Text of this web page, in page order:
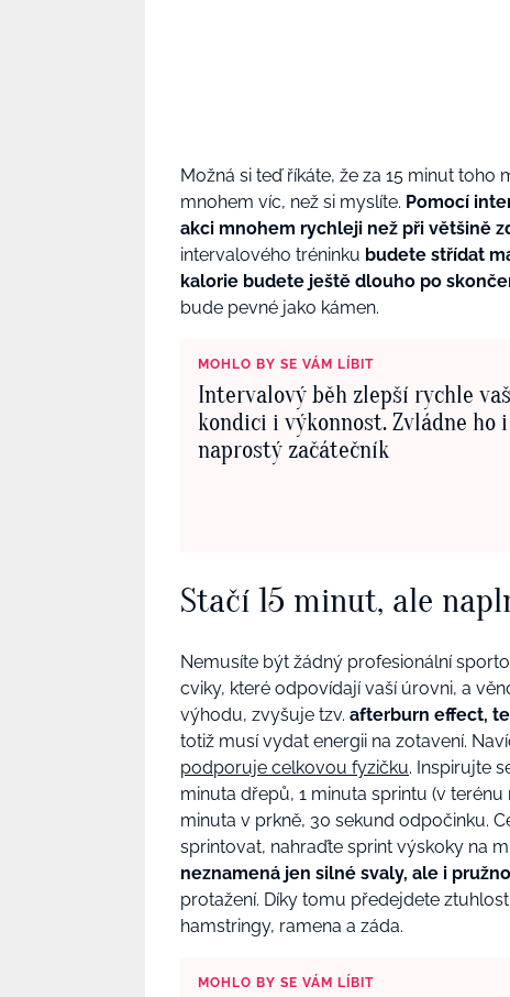
Možná si teď říkáte, že za 15 minut
mnohem víc, než si myslíte. Pomocí
akci mnohem rychleji než při většině
intervalového tréninku budete střídat
kalorie budete ještě dlouho po
bude pevné jako kámen.
MOHLO BY SE VÁM LÍBIT
Intervalový běh zlepší rychle
kondici i výkonnost. Zvládne ho i
naprostý začátečník
Stačí 15 minut, ale
Nemusíte být žádný profesionální
cviky, které odpovídají vaší úrovni, a
výhodu, zvyšuje tzv. afterburn effect,
totiž musí vydat energii na zotavení.
podporuje celkovou fyzičku. Inspirujte
minuta dřepů, 1 minuta sprintu (v
minuta v prkně, 30 sekund odpočinku.
sprintovat, nahraďte sprint výskoky na
neznamená jen silné svaly, ale i
protažení. Díky tomu předejdete
hamstringy, ramena a záda.
MOHLO BY SE VÁM LÍBIT